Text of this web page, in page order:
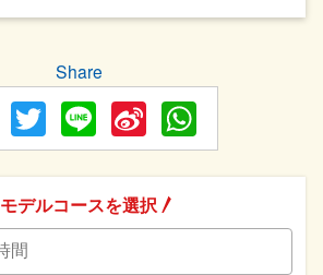
Share
Facebook
Twitter
LineSina
Weibo
モデルコースを選択